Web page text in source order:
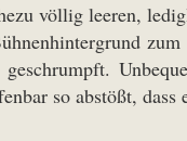
völlig leeren,
geschrumpft.
so abstößt,